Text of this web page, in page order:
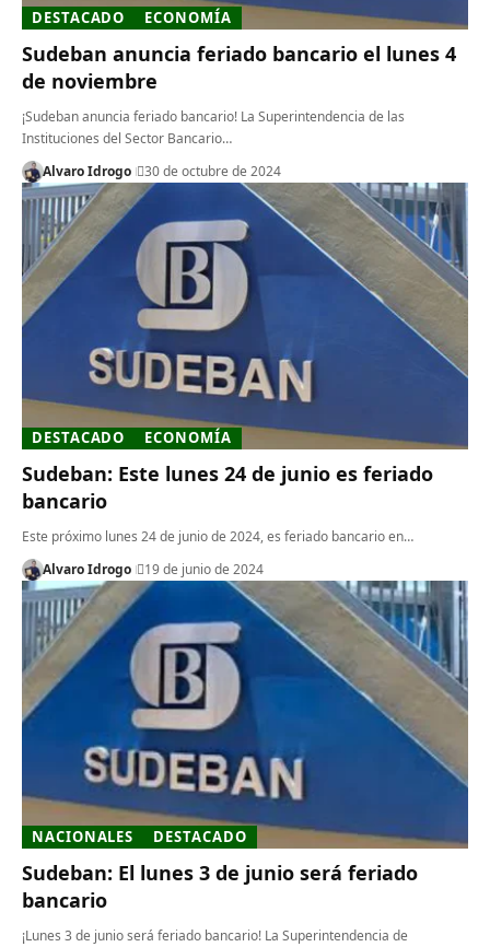
DESTACADO ECONOMÍA
Sudeban anuncia feriado bancario el lunes 4
de noviembre
¡Sudeban anuncia feriado bancario! La Superintendencia de las
Instituciones del Sector Bancario…
Alvaro Idrogo
30 de octubre de 2024
DESTACADO ECONOMÍA
Sudeban: Este lunes 24 de junio es feriado
bancario
Este próximo lunes 24 de junio de 2024, es feriado bancario en…
Alvaro Idrogo
19 de junio de 2024
NACIONALES DESTACADO
Sudeban: El lunes 3 de junio será feriado
bancario
¡Lunes 3 de junio será feriado bancario! La Superintendencia de